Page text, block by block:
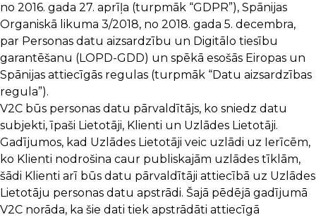
no 2016. gada 27. aprīļa (turpmāk “GDPR”), Spānijas
Organiskā likuma 3/2018, no 2018. gada 5. decembra,
par Personas datu aizsardzību un Digitālo tiesību
garantēšanu (LOPD-GDD) un spēkā esošās Eiropas un
Spānijas attiecīgās regulas (turpmāk “Datu aizsardzības
regula”).
V2C būs personas datu pārvaldītājs, ko sniedz datu
subjekti, īpaši Lietotāji, Klienti un Uzlādes Lietotāji.
Gadījumos, kad Uzlādes Lietotāji veic uzlādi uz Ierīcēm,
ko Klienti nodrošina caur publiskajām uzlādes tīklām,
šādi Klienti arī būs datu pārvaldītāji attiecībā uz Uzlādes
Lietotāju personas datu apstrādi. Šajā pēdējā gadījumā
V2C norāda, ka šie dati tiek apstrādāti attiecīgā